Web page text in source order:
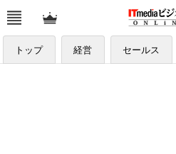
トップ 経営 セールス